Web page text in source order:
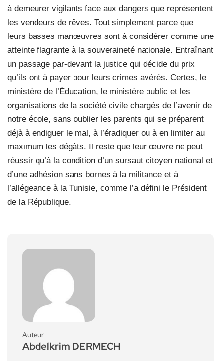
à demeurer vigilants face aux dangers que représentent
les vendeurs de rêves. Tout simplement parce que
leurs basses manœuvres sont à considérer comme une
atteinte flagrante à la souveraineté nationale. Entraînant
un passage par-devant la justice qui décide du prix
qu’ils ont à payer pour leurs crimes avérés. Certes, le
ministère de l’Éducation, le ministère public et les
organisations de la société civile chargés de l’avenir de
notre école, sans oublier les parents qui se préparent
déjà à endiguer le mal, à l’éradiquer ou à en limiter au
maximum les dégâts. Il reste que leur œuvre ne peut
réussir qu’à la condition d’un sursaut citoyen national et
d’une adhésion sans bornes à la militance et à
l’allégeance à la Tunisie, comme l’a défini le Président
de la République.
Auteur
Abdelkrim DERMECH